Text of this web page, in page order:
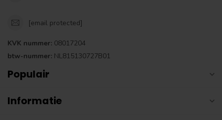
[email protected]
KVK nummer: 08017204
btw-nummer: NL815130727B01
Populair
Informatie